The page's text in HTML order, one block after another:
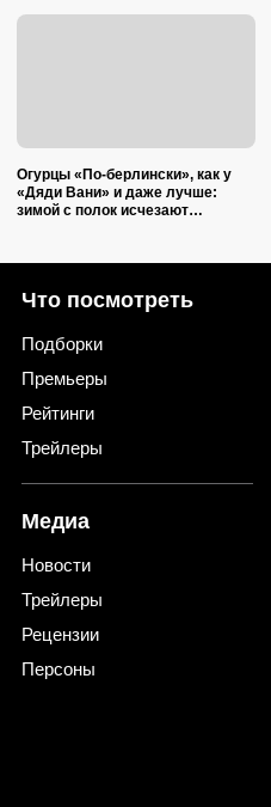
Огурцы «По-берлински», как у
«Дяди Вани» и даже лучше:
зимой с полок исчезают
Что посмотреть
Подборки
Премьеры
Рейтинги
Трейлеры
Медиа
Новости
Трейлеры
Рецензии
Персоны